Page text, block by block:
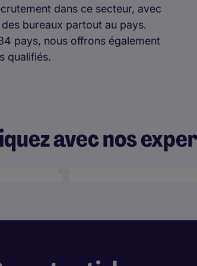
dans ce secteur, avec
bureaux partout au pays.
pays, nous offrons également
qualifiés.
avec nos